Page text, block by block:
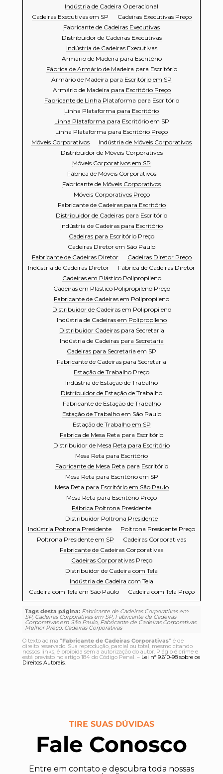
Indústria de Cadeira Operacional
Cadeiras Executivas em SP
Cadeiras Executivas Preço
Fabricante de Cadeiras Executivas
Distribuidor de Cadeiras Executivas
Indústria de Cadeiras Executivas
Armário de Madeira para Escritório
Fábrica de Armário de Madeira para Escritório
Armário de Madeira para Escritório em SP
Armário de Madeira para Escritório Preço
Fabricante de Linha Plataforma para Escritório
Linha Plataforma para Escritório
Linha Plataforma para Escritório em SP
Linha Plataforma para Escritório Preço
Móveis Corporativos
Indústria de Móveis Corporativos
Distribuidor de Móveis Corporativos
Móveis Corporativos em SP
Fábrica de Móveis Corporativos
Fabricante de Móveis Corporativos
Móveis Corporativos Preço
Fabricante de Cadeiras para Escritório
Distribuidor de Cadeiras para Escritório
Indústria de Cadeiras para Escritório
Cadeiras para Escritório Preço
Cadeiras Diretor em São Paulo
Fabricante de Cadeiras Diretor
Cadeiras Diretor Preço
Indústria de Cadeiras Diretor
Fábrica de Cadeiras Diretor
Cadeiras em Plástico Polipropileno
Cadeiras em Plástico Polipropileno Preço
Fabricante de Cadeiras em Polipropileno
Distribuidor de Cadeiras em Polipropileno
Indústria de Cadeiras em Polipropileno
Distribuidor Cadeiras para Secretaria
Indústria de Cadeiras para Secretaria
Cadeiras para Secretaria em SP
Fabricante de Cadeiras para Secretaria
Estação de Trabalho Preço
Indústria de Estação de Trabalho
Distribuidor de Estação de Trabalho
Fabricante de Estação de Trabalho
Estação de Trabalho em São Paulo
Estação de Trabalho em SP
Fabrica de Mesa Reta para Escritório
Distribuidor de Mesa Reta para Escritório
Mesa Reta para Escritório
Fabricante de Mesa Reta para Escritório
Mesa Reta para Escritório em SP
Mesa Reta para Escritório em São Paulo
Mesa Reta para Escritório Preço
Fábrica Poltrona Presidente
Distribuidor Poltrona Presidente
Indústria Poltrona Presidente
Poltrona Presidente Preço
Poltrona Presidente em SP
Cadeiras Corporativas
Fabricante de Cadeiras Corporativas
Cadeiras Corporativas Preço
Distribuidor de Cadeira com Tela
Indústria de Cadeira com Tela
Cadeira com Tela em São Paulo
Cadeira com Tela Preço
Tags desta página: Fabricante de Cadeiras Corporativas em
SP, Cadeiras Corporativas em SP, Fabricante de Cadeiras
Corporativas em São Paulo, Fabricante de Cadeiras Corporativas
Melhor Preço, Cadeiras Corporativas
O texto acima "Fabricante de Cadeiras Corporativas" é de
direito reservado. Sua reprodução, parcial ou total, mesmo citando
nossos links, é proibida sem a autorização do autor. Plágio é crime e
está previsto no artigo 184 do Código Penal. – Lei n° 9.610-98 sobre os
Direitos Autorais.
TIRE SUAS DÚVIDAS
Fale Conosco
Entre em contato e descubra toda nossas